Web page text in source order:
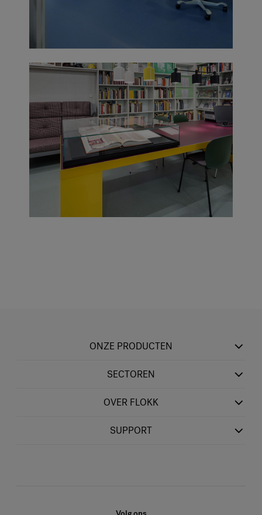
ONZE PRODUCTEN
SECTOREN
OVER FLOKK
SUPPORT